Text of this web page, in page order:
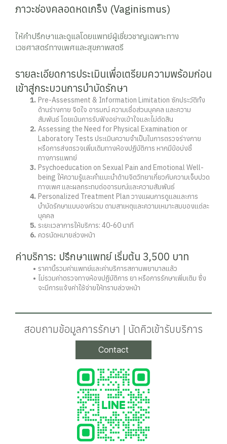
ภาวะช่องคลอดหดเกร็ง (Vaginismus)
ให้คำปรึกษาและดูแลโดยแพทย์ผู้เชี่ยวชาญเฉพาะทาง
เวชศาสตร์ทางเพศและสุขภาพสตรี
รายละเอียดการประเมินเพื่อเตรียมความพร้อมก่อน
เข้าสู่กระบวนการบำบัดรักษา
Pre-Assessment & Information Limitation ซักประวัติทั้ง
ด้านร่างกาย จิตใจ อารมณ์ ความเชื่อส่วนบุคคล และความ
สัมพันธ์ โดยเน้นการรับฟังอย่างเข้าใจและไม่ตัดสิน
Assessing the Need for Physical Examination or
Laboratory Tests ประเมินความจำเป็นในการตรวจร่างกาย
หรือการส่งตรวจเพิ่มเติมทางห้องปฏิบัติการ หากมีข้อบ่งชี้
ทางการแพทย์
Psychoeducation on Sexual Pain and Emotional Well-
being ให้ความรู้และคำแนะนำด้านจิตวิทยาเกี่ยวกับความเจ็บปวด
ทางเพศ และผลกระทบต่ออารมณ์และความสัมพันธ์
Personalized Treatment Plan วางแผนการดูแลและการ
บำบัดรักษาแบบองค์รวม ตามสาเหตุและความเหมาะสมของแต่ละ
บุคคล
ระยะเวลาการให้บริการ: 40-60 นาที
ควรนัดหมายล่วงหน้า
ค่าบริการ: ปรึกษาแพทย์ เริ่มต้น 3,500 บาท
ราคานี้รวมค่าแพทย์และค่าบริการสถานพยาบาลแล้ว
ไม่รวมค่าตรวจทางห้องปฏิบัติการ ยา หรือการรักษาเพิ่มเติม ซึ่ง
จะมีการแจ้งค่าใช้จ่ายให้ทราบล่วงหน้า
สอบถามข้อมูลการรักษา | นัดคิวเข้ารับบริการ
Contact